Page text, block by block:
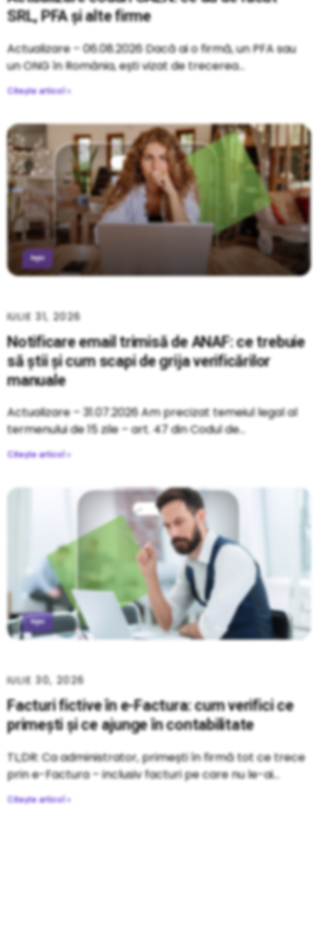
SRL, PFA și alte firme
Actualizare – 06.08.2026 Dacă ai o firmă, un PFA sau
un ONG în România, ești vizat de trecerea
Citește articol »
Notificare email trimisă de ANAF: ce trebuie
să știi și cum scapi de grija verificărilor
manuale
IULIE 31, 2026
Actualizare – 31.07.2026 Am precizat temeiul legal al
termenului de 15 zile – art. 47 din Codul de
Citește articol »
Facturi fictive în e-Factura: cum verifici ce
primești și ce ajunge în contabilitate
IULIE 30, 2026
TL;DR: Ca administrator, primești în firmă tot ce trece
prin e-Factura – inclusiv facturi pe care nu le-ai
Citește articol »